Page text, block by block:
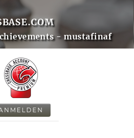
- mustafinaf